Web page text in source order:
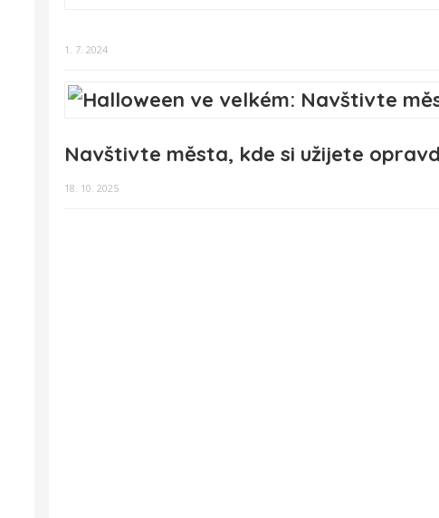
1. 7. 2024
Navštivte města, kde si užijete
18. 10. 2025